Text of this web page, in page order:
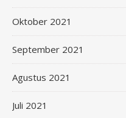
Oktober 2021
September 2021
Agustus 2021
Juli 2021